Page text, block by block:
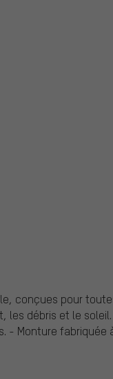
conçues pour
débris et le
- Monture fabriquée